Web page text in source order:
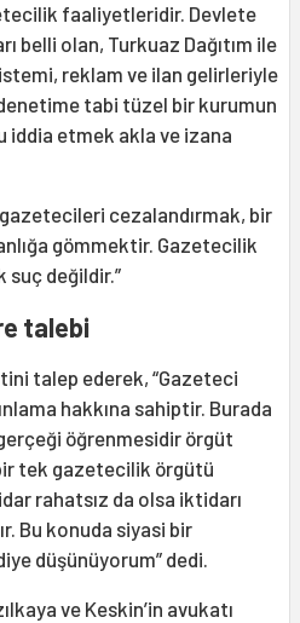
faaliyetleridir. Devlete
belli olan, Turkuaz Dağıtım ile
reklam ve ilan gelirleriyle
tabi tüzel bir kurumun
iddia etmek akla ve izana
cezalandırmak, bir
gömmektir. Gazetecilik
suç değildir.”
talebi
talep ederek, “Gazeteci
hakkına sahiptir. Burada
öğrenmesidir örgüt
tek gazetecilik örgütü
rahatsız da olsa iktidarı
Bu konuda siyasi bir
düşünüyorum” dedi.
ve Keskin’in avukatı